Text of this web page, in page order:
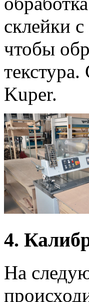
склейки
чтобы
Kuper.
4.
На